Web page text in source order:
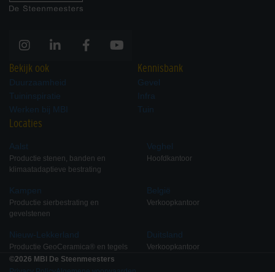
Bekijk ook
Duurzaamheid
Tuininspiratie
Werken bij MBI
Kennisbank
Gevel
Infra
Tuin
Locaties
Aalst
Productie stenen, banden en
klimaatadaptieve bestrating
Kampen
Productie sierbestrating en
gevelstenen
Nieuw-Lekkerland
Productie GeoCeramica® en tegels
Veghel
Hoofdkantoor
België
Verkoopkantoor
Duitsland
Verkoopkantoor
©2026 MBI De Steenmeesters